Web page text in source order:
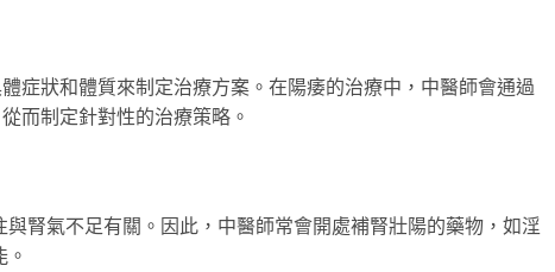
症狀和體質來制定治療方案。在陽痿的治療中，中醫師會通過
而制定針對性的治療策略。
腎氣不足有關。因此，中醫師常會開處補腎壯陽的藥物，如淫